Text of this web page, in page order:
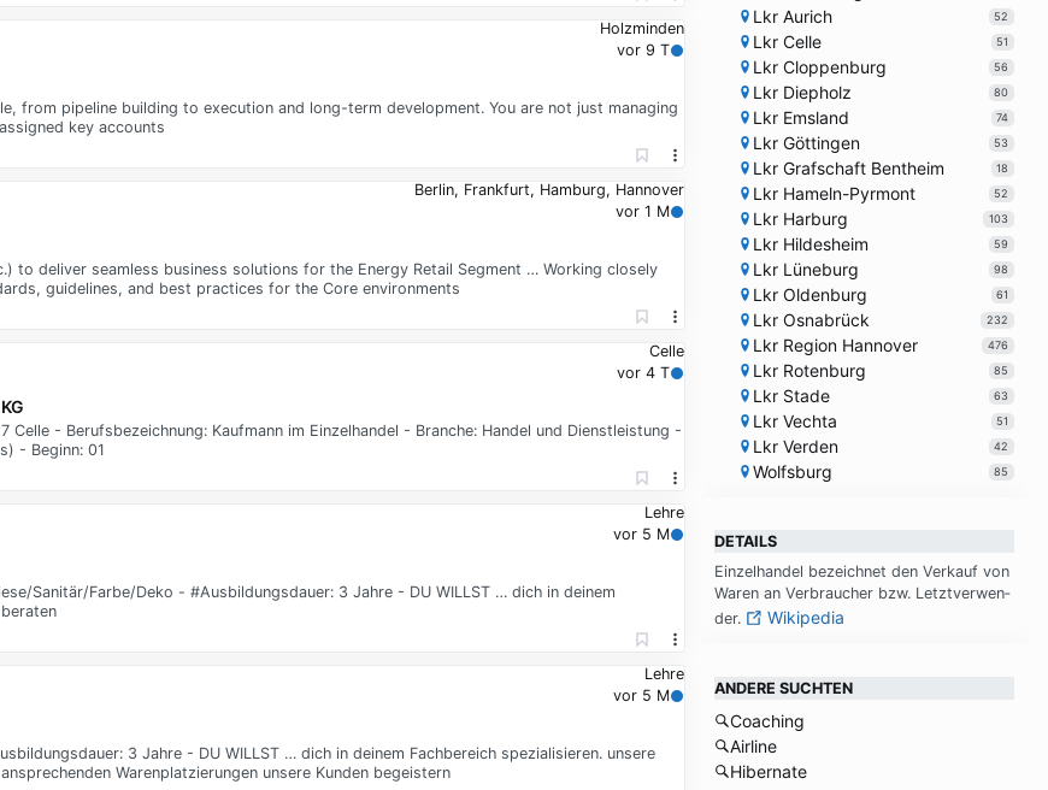
Holzminden
vor 9 T
from pipeline building to execution and long-term development. You are not just managing
key accounts
Berlin, Frankfurt, Hamburg, Hannover
vor 1 M
to deliver seamless business solutions for the Energy Retail Segment … Working closely
guidelines, and best practices for the Core environments
Celle
vor 4 T
- Berufsbezeichnung: Kaufmann im Einzelhandel - Branche: Handel und Dienstleistung -
- Beginn: 01
Lehre
vor 5 M
Sanitär/Farbe/Deko - #Ausbildungsdauer: 3 Jahre - DU WILLST … dich in deinem
Lehre
vor 5 M
3 Jahre - DU WILLST … dich in deinem Fachbereich spezialisieren. unsere
Warenplatzierungen unsere Kunden begeistern
Lkr Aurich 52
Lkr Celle 51
Lkr Cloppenburg 56
Lkr Diepholz 80
Lkr Emsland 74
Lkr Göttingen 53
Lkr Grafschaft Bentheim 18
Lkr Hameln-Pyrmont 52
Lkr Harburg 103
Lkr Hildesheim 59
Lkr Lüneburg 98
Lkr Oldenburg 61
Lkr Osnabrück 232
Lkr Region Hannover 476
Lkr Rotenburg 85
Lkr Stade 63
Lkr Vechta 51
Lkr Verden 42
Wolfsburg 85
DETAILS
Ein­zel­han­del be­zeich­net den Ver­kauf von
Wa­ren an Ver­brau­cher bzw. Letzt­ver­wen­
der.
Wikipedia
ANDERE SUCHTEN
Coaching
Airline
Hibernate